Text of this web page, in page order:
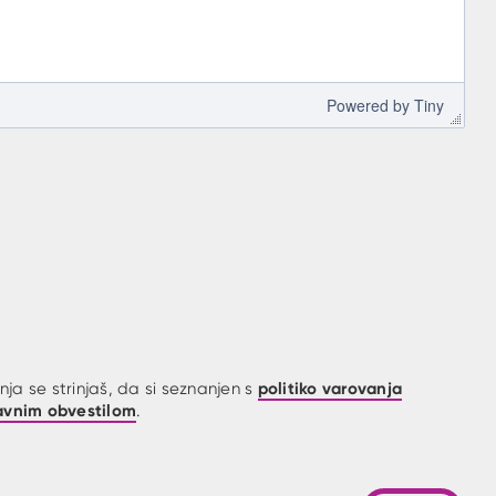
Powered by Tiny
se strinjaš, da si seznanjen s politiko varovanja
obvestilom.